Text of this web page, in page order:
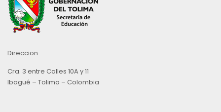
Direccion
Cra. 3 entre Calles 10A y 11
Ibagué – Tolima – Colombia